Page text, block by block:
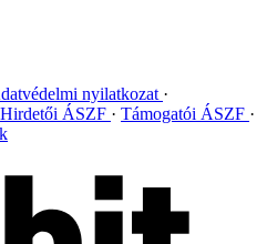
nyilatkozat
Hirdetői ÁSZF
Támogatói ÁSZF